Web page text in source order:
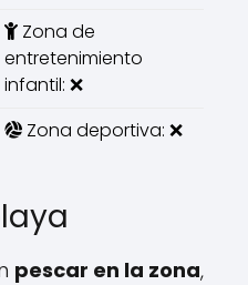
Zona de
entretenimiento
infantil: ❌
Zona deportiva: ❌
pescar en la zona,